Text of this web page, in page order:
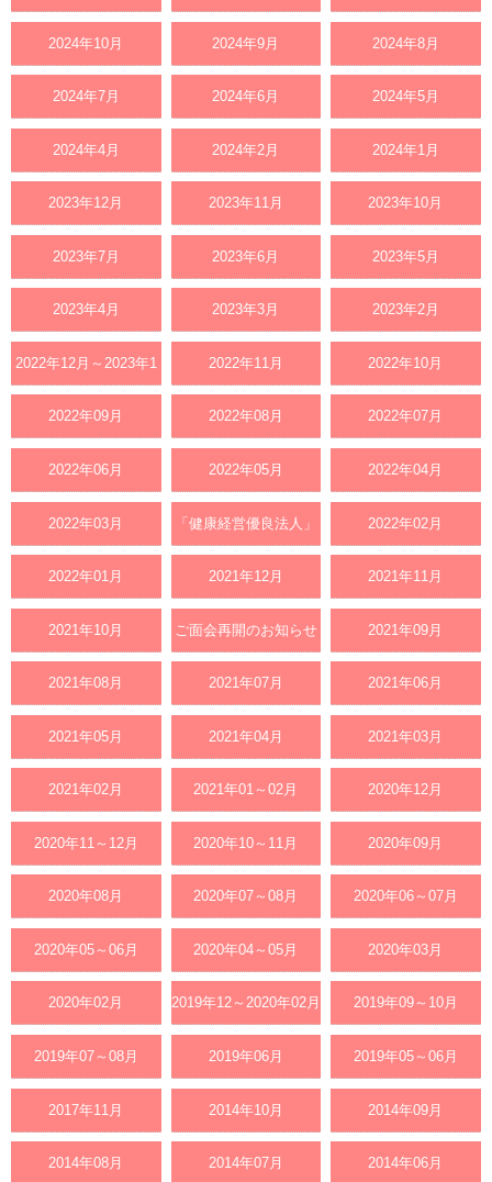
2024年10月 2024年9月 2024年8月
2024年7月 2024年6月 2024年5月
2024年4月 2024年2月 2024年1月
2023年12月 2023年11月 2023年10月
2023年7月 2023年6月 2023年5月
2023年4月 2023年3月 2023年2月
2022年12月～2023年1
月
2022年11月 2022年10月
2022年09月 2022年08月 2022年07月
2022年06月 2022年05月 2022年04月
2022年03月 「健康経営優良法人」
認定
2022年02月
2022年01月 2021年12月 2021年11月
2021年10月 ご面会再開のお知らせ 2021年09月
2021年08月 2021年07月 2021年06月
2021年05月 2021年04月 2021年03月
2021年02月 2021年01～02月 2020年12月
2020年11～12月 2020年10～11月 2020年09月
2020年08月 2020年07～08月 2020年06～07月
2020年05～06月 2020年04～05月 2020年03月
2020年02月 2019年12～2020年02月 2019年09～10月
2019年07～08月 2019年06月 2019年05～06月
2017年11月 2014年10月 2014年09月
2014年08月 2014年07月 2014年06月